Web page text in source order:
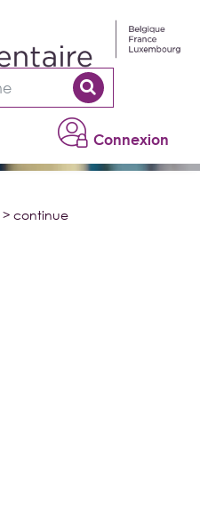
Connexion
> continue